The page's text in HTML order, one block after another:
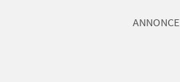
ANNONCE